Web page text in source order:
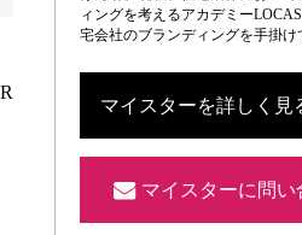
ィングを考えるアカデミーLOCAS
宅会社のブランディングを手掛け
マイスターを詳しく見
マイスターに問い